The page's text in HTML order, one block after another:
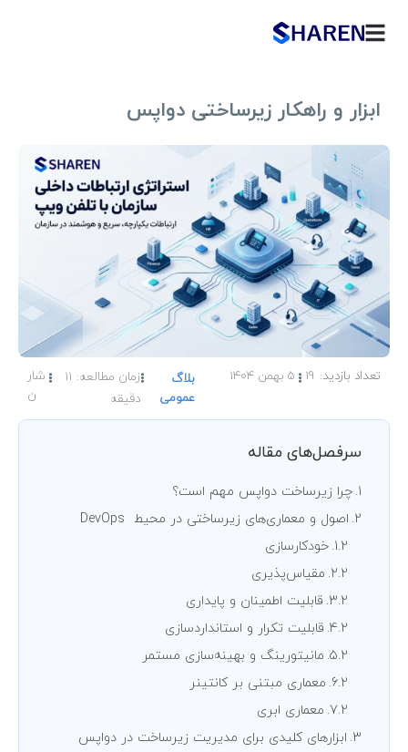
ابزار و راهکار زیرساختی دواپس
بلاگ
عمومی
زمان مطالعه: 11
دقیقه
شار
ن
19 5 بهمن 1404
سرفصل‌های مقاله
چرا زیرساخت دواپس مهم است؟
اصول و معماری‌های زیرساختی در محیط DevOps
خودکارسازی
مقیاس‌پذیری
قابلیت اطمینان و پایداری
قابلیت تکرار و استانداردسازی
مانیتورینگ و بهینه‌سازی مستمر
معماری مبتنی بر کانتینر
معماری ابری
ابزارهای کلیدی برای مدیریت زیرساخت در دواپس